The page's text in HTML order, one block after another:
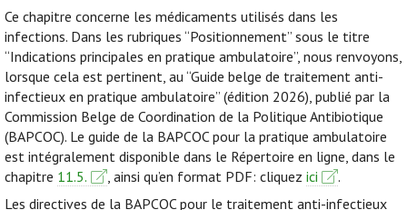
matières
Ce chapitre concerne les médicaments utilisés dans les
infections. Dans les rubriques “Positionnement” sous le titre
“Indications principales en pratique ambulatoire”, nous renvoyons,
lorsque cela est pertinent, au “Guide belge de traitement anti-
infectieux en pratique ambulatoire” (édition 2026), publié par la
Commission Belge de Coordination de la Politique Antibiotique
(BAPCOC). Le guide de la BAPCOC pour la pratique ambulatoire
est intégralement disponible dans le Répertoire en ligne, dans le
chapitre 11.5. , ainsi qu’en format PDF: cliquez ici
.
Les directives de la BAPCOC pour le traitement anti-infectieux